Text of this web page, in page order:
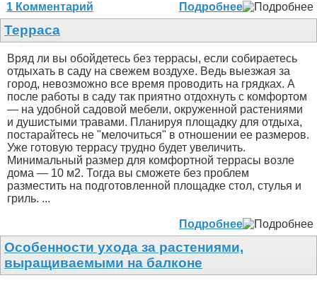
1 Комментарий Подробнее
Терраса
Вряд ли вы обойдетесь без террасы, если собираетесь
отдыхать в саду на свежем воздухе. Ведь выезжая за
город, невозможно все время проводить на грядках. А
после работы в саду так приятно отдохнуть с комфортом
— на удобной садовой мебели, окруженной растениями
и душистыми травами. Планируя площадку для отдыха,
постарайтесь не "мелочиться" в отношении ее размеров.
Уже готовую террасу трудно будет увеличить.
Минимальный размер для комфортной террасы возле
дома — 10 м2. Тогда вы сможете без проблем
разместить на подготовленной площадке стол, стулья и
гриль. ...
Подробнее
Особенности ухода за растениями,
выращиваемыми на балконе